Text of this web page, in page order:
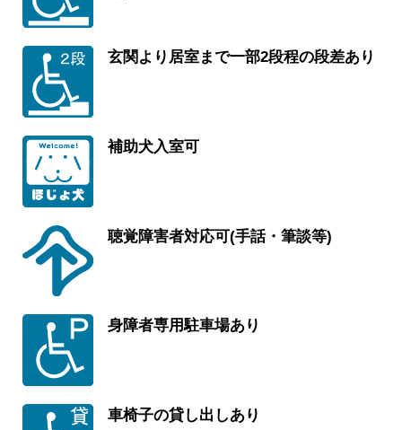
玄関より居室まで一部2段程の段差あり
補助犬入室可
聴覚障害者対応可(手話・筆談等)
身障者専用駐車場あり
車椅子の貸し出しあり